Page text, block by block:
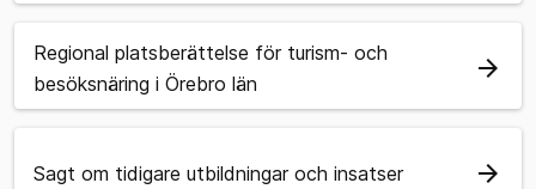
Regional platsberättelse för turism- och
besöksnäring i Örebro län
arrow_forward
Sagt om tidigare utbildningar och insatser arrow_forward